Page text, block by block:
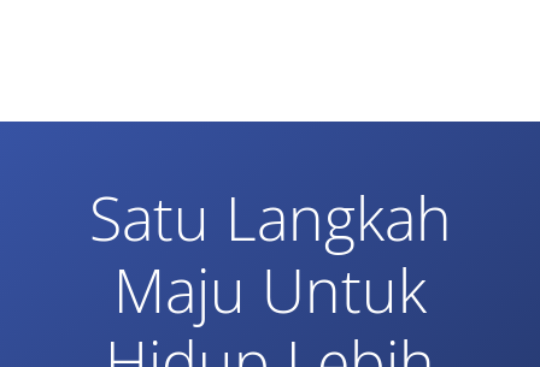
Satu Langkah
Maju Untuk